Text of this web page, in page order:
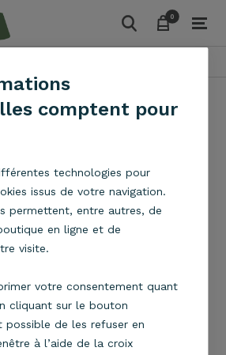
00
déco jaune /
comptent pour
technologies pour
issus de votre navigation.
permettent, entre autres, de
en ligne et de
visite.
votre consentement quant
cliquant sur le bouton
possible de les refuser en
à l’aide de la croix